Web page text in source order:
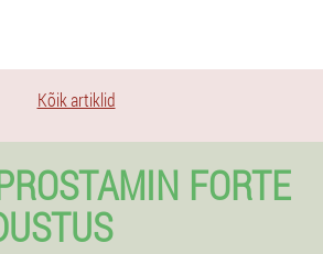
Kõik artiklid
FORTE